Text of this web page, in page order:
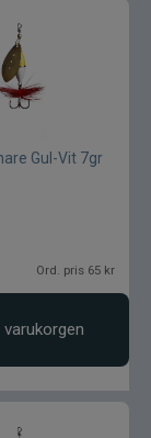
Gul-Vit 7gr
Ord. pris 65 kr
varukorgen